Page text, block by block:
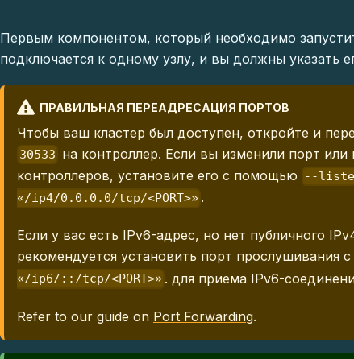
Первым компонентом, который необходимо
подключается к одному узлу, и вы должны указать
ПРАВИЛЬНАЯ ПЕРЕАДРЕСАЦИЯ ПОРТОВ
Чтобы ваш кластер был доступен, откройте и
30533 на контроллер. Если вы изменили порт или
контроллеров, установите его с помощью
--
«/ip4/0.0.0.0/tcp/<PORT>» .
Если у вас есть IPv6-адрес, но нет публичного
рекомендуется установить порт прослушивания
«/ip6/::/tcp/<PORT>» . для приема IPv6-
Refer to our guide on Port Forwarding.